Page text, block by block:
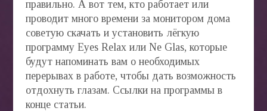
правильно. А вот тем, кто работает или
проводит много времени за монитором дома
советую скачать и установить лёгкую
программу Eyes Relax или Ne Glas, которые
будут напоминать вам о необходимых
перерывах в работе, чтобы дать возможность
отдохнуть глазам. Ссылки на программы в
конце статьи.